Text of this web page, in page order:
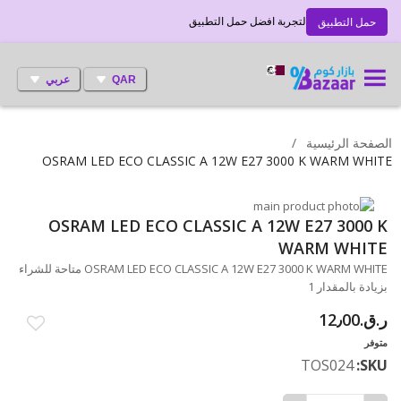
حمل التطبيق لتجربة افضل حمل التطبيق
QAR عربي
الصفحة الرئيسية
OSRAM LED ECO CLASSIC A 12W E27 3000 K WARM WHITE
انتقل
إلى
النهاية
معرض
الصور
تخطي
إلى
بداية
معرض
الصور
OSRAM LED ECO CLASSIC A 12W E27 3000 K
WARM WHITE
OSRAM LED ECO CLASSIC A 12W E27 3000 K WARM WHITE متاحة للشراء
بزيادة بالمقدار 1
ر.ق.‏12٫00
متوفر
SKU
TOS024